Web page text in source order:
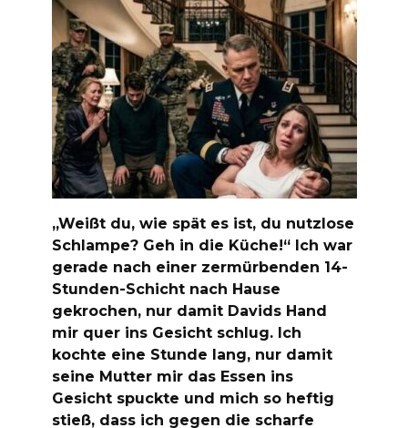
„Weißt du, wie spät es ist, du nutzlose
Schlampe? Geh in die Küche!“ Ich war
gerade nach einer zermürbenden 14-
Stunden-Schicht nach Hause
gekrochen, nur damit Davids Hand
mir quer ins Gesicht schlug. Ich
kochte eine Stunde lang, nur damit
seine Mutter mir das Essen ins
Gesicht spuckte und mich so heftig
stieß, dass ich gegen die scharfe